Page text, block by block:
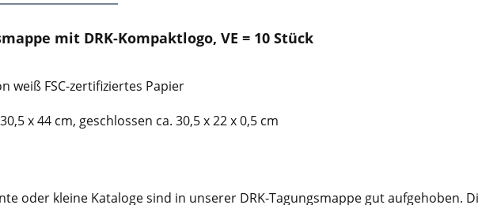
mit DRK-Kompaktlogo, VE = 10 Stück
weiß FSC-zertifiziertes Papier
x 44 cm, geschlossen ca. 30,5 x 22 x 0,5 cm
oder kleine Kataloge sind in unserer DRK-Tagungsmappe gut aufgehoben.